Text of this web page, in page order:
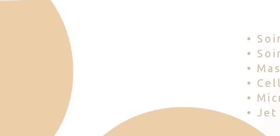
•
•
•
•
•
• Jet